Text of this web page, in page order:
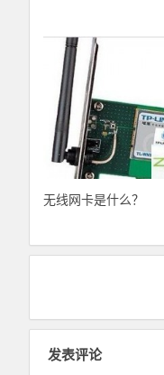
无线网卡是什么？
发表评论